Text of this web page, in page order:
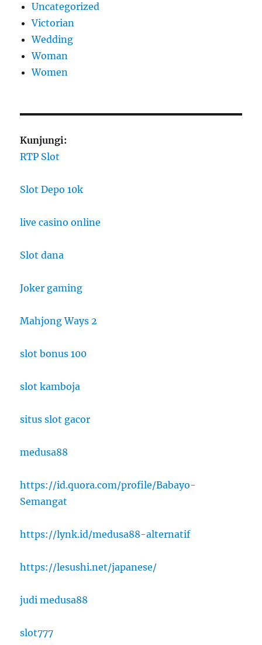
Uncategorized
Victorian
Wedding
Woman
Women
Kunjungi:
RTP Slot
Slot Depo 10k
live casino online
Slot dana
Joker gaming
Mahjong Ways 2
slot bonus 100
slot kamboja
situs slot gacor
medusa88
https://id.quora.com/profile/Babayo-
Semangat
https://lynk.id/medusa88-alternatif
https://lesushi.net/japanese/
judi medusa88
slot777